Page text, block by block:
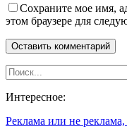
Сохраните мое имя,
этом браузере для
Интересное:
Реклама или не